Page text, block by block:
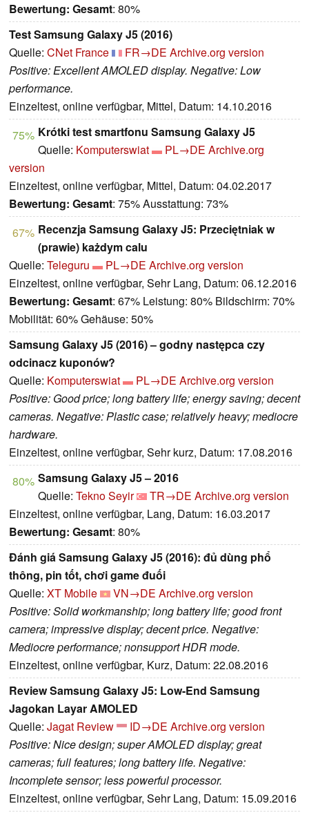
Bewertung: Gesamt: 80%
Test Samsung Galaxy J5 (2016)
Quelle: CNet France FR→DE Archive.org version
Positive: Excellent AMOLED display. Negative: Low
performance.
Einzeltest, online verfügbar, Mittel, Datum: 14.10.2016
75% Krótki test smartfonu Samsung Galaxy J5
Quelle: Komputerswiat PL→DE Archive.org
version
Einzeltest, online verfügbar, Mittel, Datum: 04.02.2017
Bewertung: Gesamt: 75% Ausstattung: 73%
67% Recenzja Samsung Galaxy J5: Przeciętniak w
(prawie) każdym calu
Quelle: Teleguru PL→DE Archive.org version
Einzeltest, online verfügbar, Sehr Lang, Datum: 06.12.2016
Bewertung: Gesamt: 67% Leistung: 80% Bildschirm: 70%
Mobilität: 60% Gehäuse: 50%
Samsung Galaxy J5 (2016) – godny następca czy
odcinacz kuponów?
Quelle: Komputerswiat PL→DE Archive.org version
Positive: Good price; long battery life; energy saving; decent
cameras. Negative: Plastic case; relatively heavy; mediocre
hardware.
Einzeltest, online verfügbar, Sehr kurz, Datum: 17.08.2016
80% Samsung Galaxy J5 – 2016
Quelle: Tekno Seyir TR→DE Archive.org version
Einzeltest, online verfügbar, Lang, Datum: 16.03.2017
Bewertung: Gesamt: 80%
Đánh giá Samsung Galaxy J5 (2016): đủ dùng phổ
thông, pin tốt, chơi game đuối
Quelle: XT Mobile VN→DE Archive.org version
Positive: Solid workmanship; long battery life; good front
camera; impressive display; decent price. Negative:
Mediocre performance; nonsupport HDR mode.
Einzeltest, online verfügbar, Kurz, Datum: 22.08.2016
Review Samsung Galaxy J5: Low-End Samsung
Jagokan Layar AMOLED
Quelle: Jagat Review ID→DE Archive.org version
Positive: Nice design; super AMOLED display; great
cameras; full features; long battery life. Negative:
Incomplete sensor; less powerful processor.
Einzeltest, online verfügbar, Sehr Lang, Datum: 15.09.2016